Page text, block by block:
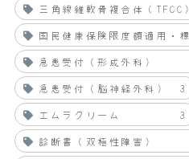
三角線維軟骨複合体（TFCC
国民健康保険限度額適用・
急患受付（形成外科）
急患受付（脳神経外科）
3
エムラクリーム
3
診断書（双極性障害）